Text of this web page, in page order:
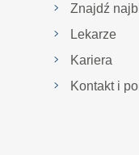
Znajdź
Lekarze
Kariera
Kontakt i